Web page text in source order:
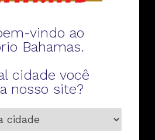
Telefone
vindo ao
Bahamas.
cidade você
nosso site?